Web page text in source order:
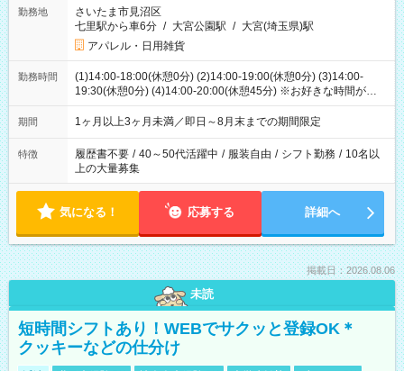
勤務地
さいたま市見沼区
七里駅から車6分 / 大宮公園駅 / 大宮(埼玉県)駅
アパレル・日用雑貨
勤務時間
(1)14:00-18:00(休憩0分) (2)14:00-19:00(休憩0分) (3)14:00-
19:30(休憩0分) (4)14:00-20:00(休憩45分) ※お好きな時間が選べ
ます
期間 1ヶ月以上3ヶ月未満／即日～8月末までの期間限定
特徴 履歴書不要 / 40～50代活躍中 / 服装自由 / シフト勤務 / 10名以
上の大量募集
気になる！ 応募する 詳細へ
掲載日：2026.08.06
未読
短時間シフトあり！WEBでサクッと登録OK＊
クッキーなどの仕分け